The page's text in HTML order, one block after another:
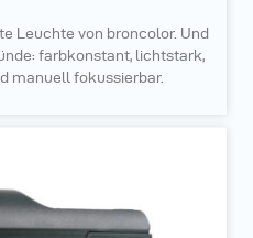
Leuchte von broncolor. Und
farbkonstant, lichtstark,
manuell fokussierbar.